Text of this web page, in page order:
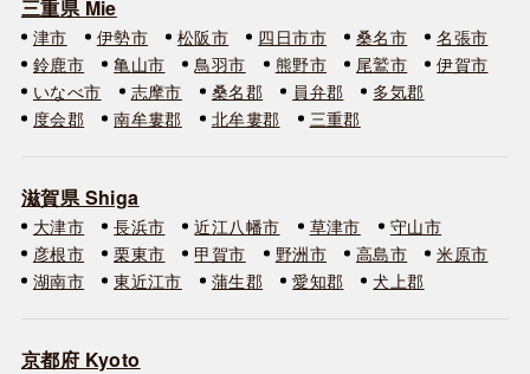
三重県 Mie
津市 伊勢市 松阪市 四日市市 桑名市
名張市
鈴鹿市
亀山市 鳥羽市 熊野市 尾鷲市
伊賀市
いなべ市
志摩市 桑名郡 員弁郡
多気郡
度会郡
南牟婁郡 北牟婁郡 三重郡
滋賀県 Shiga
大津市 長浜市 近江八幡市 草津市
守山市
彦根市
栗東市 甲賀市 野洲市 高島市
米原市
湖南市
東近江市 蒲生郡 愛知郡 犬上郡
京都府 Kyoto